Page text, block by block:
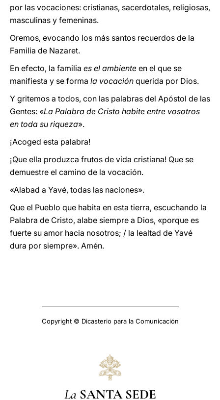
por las vocaciones: cristianas, sacerdotales, religiosas,
masculinas y femeninas.
Oremos, evocando los más santos recuerdos de la
Familia de Nazaret.
En efecto, la familia es el ambiente en el que se
manifiesta y se forma la vocación querida por Dios.
Y gritemos a todos, con las palabras del Apóstol de las
Gentes: «La Palabra de Cristo habite entre vosotros
en toda su riqueza».
¡Acoged esta palabra!
¡Que ella produzca frutos de vida cristiana! Que se
demuestre el camino de la vocación.
«Alabad a Yavé, todas las naciones».
Que el Pueblo que habita en esta tierra, escuchando la
Palabra de Cristo, alabe siempre a Dios, «porque es
fuerte su amor hacia nosotros; / la lealtad de Yavé
dura por siempre». Amén.
Copyright © Dicasterio para la Comunicación
La SANTA SEDE